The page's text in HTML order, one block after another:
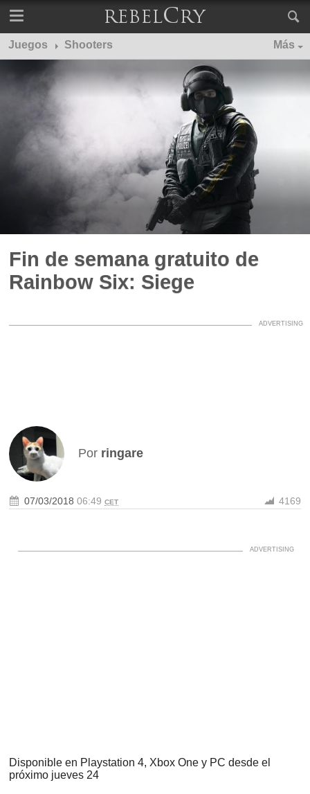
Juegos Shooters Más
Fin de semana gratuito de
Rainbow Six: Siege
Por ringare
07/03/2018 06:49CET 4169
Disponible en Playstation 4, Xbox One y PC desde el
próximo jueves 24